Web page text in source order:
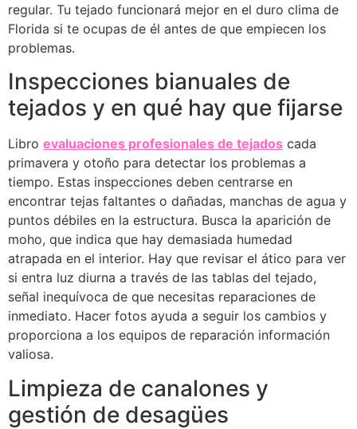
regular. Tu tejado funcionará mejor en el duro clima de
Florida si te ocupas de él antes de que empiecen los
problemas.
Inspecciones bianuales de
tejados y en qué hay que fijarse
Libro evaluaciones profesionales de tejados cada
primavera y otoño para detectar los problemas a
tiempo. Estas inspecciones deben centrarse en
encontrar tejas faltantes o dañadas, manchas de agua y
puntos débiles en la estructura. Busca la aparición de
moho, que indica que hay demasiada humedad
atrapada en el interior. Hay que revisar el ático para ver
si entra luz diurna a través de las tablas del tejado,
señal inequívoca de que necesitas reparaciones de
inmediato. Hacer fotos ayuda a seguir los cambios y
proporciona a los equipos de reparación información
valiosa.
Limpieza de canalones y
gestión de desagües